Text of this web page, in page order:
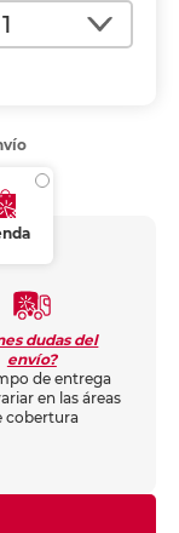
dudas del
envío?
de entrega
en las áreas
cobertura